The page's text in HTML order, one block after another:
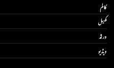
کالم
کھیل
ورلڈ
ویڈیو